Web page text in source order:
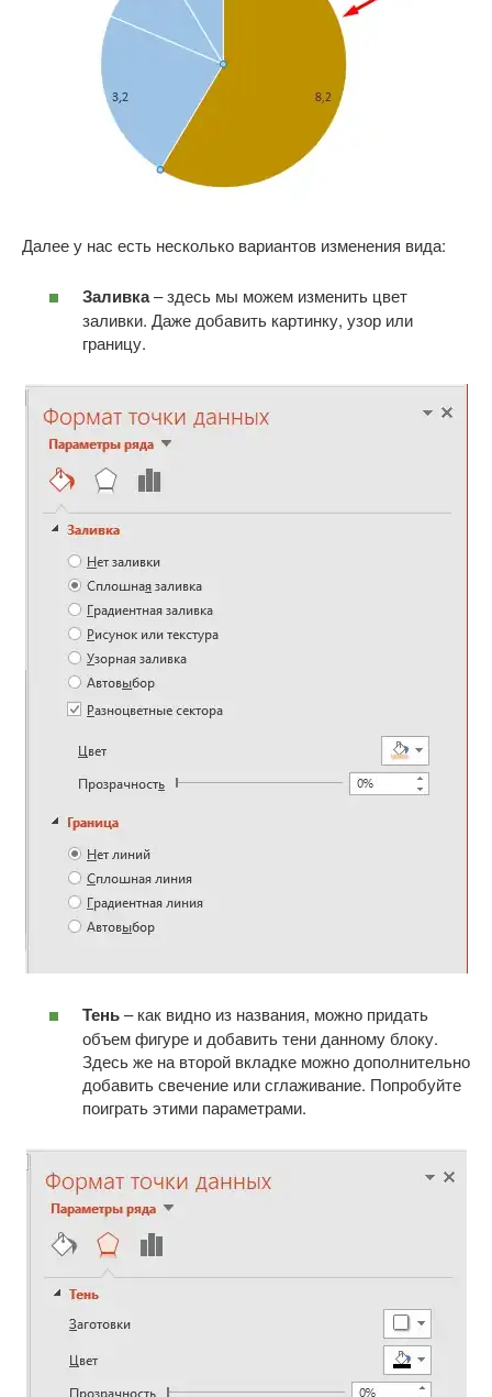
Далее у нас есть несколько вариантов изменения вида:
Заливка– здесь мы можем изменить цвет
заливки. Даже добавить картинку, узор или
границу.
Тень– как видно из названия, можно придать
объем фигуре и добавить тени данному блоку.
Здесь же на второй вкладке можно дополнительно
добавить свечение или сглаживание. Попробуйте
поиграть этими параметрами.